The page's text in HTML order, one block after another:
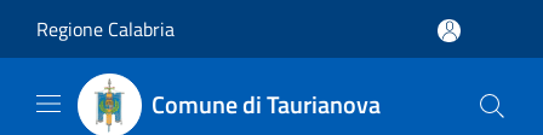
Regione Calabria
Comune di Taurianova